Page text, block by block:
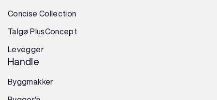
Concise Collection
Talgø PlusConcept
Levegger
Handle
Byggmakker